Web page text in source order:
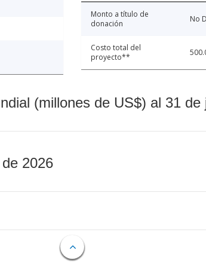
Monto a título de
donación
No
Costo total del
proyecto**
(millones de US$) al 31 de
2026